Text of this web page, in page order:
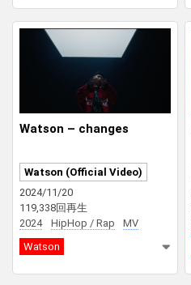
Watson – changes
Watson (Official Video)
2024/11/20
119,338回再生
2024
HipHop / Rap
MV
Watson